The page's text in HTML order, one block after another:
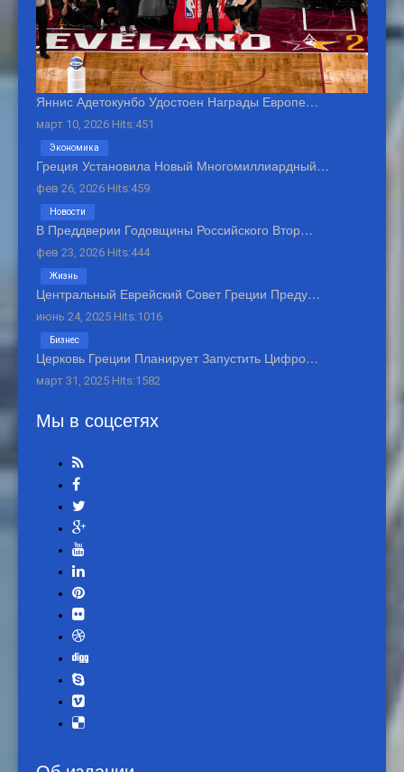
Яннис Адетокунбо Удостоен Награды Европе…
март 10, 2026 Hits:451
Греция Установила Новый Многомиллиардный…
фев 26, 2026 Hits:459
Экономика
В Преддверии Годовщины Российского Втор…
фев 23, 2026 Hits:444
Новости
Центральный Еврейский Совет Греции Преду…
июнь 24, 2025 Hits:1016
Жизнь
Церковь Греции Планирует Запустить Цифро…
март 31, 2025 Hits:1582
Бизнес
Мы в соцсетях